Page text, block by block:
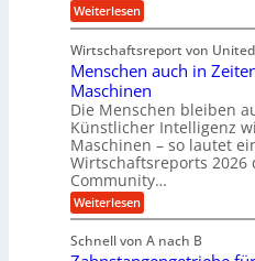
u
t
m
e
h
r
T
e
p
n
n
H
y
d
r
a
u
l
i
-
W
l
l
c
h
u
t
z
s
c
h
l
ä
Weiterlesen:
S
g
u
l
a
T
e
c
h
n
o
l
o
g
i
Wirtschaftsreport von
Menschen auch in
Maschinen
Die Menschen bleiben
Künstlicher Intelligenz
Maschinen – so lautet
Wirtschaftsreports 2026
Community…
Weiterlesen:
M
n
Schnell von A nach B